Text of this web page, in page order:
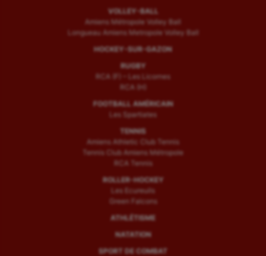
VOLLEY-BALL
Amiens Métropole Volley Ball
Longueau Amiens Metropole Volley Ball
HOCKEY-SUR-GAZON
RUGBY
RCA (F) – Les Licornes
RCA (H)
FOOTBALL AMÉRICAIN
Les Spartiates
TENNIS
Amiens Athletic Club Tennis
Tennis Club Amiens Métropole
RCA Tennis
ROLLER-HOCKEY
Les Ecureuils
Green Falcons
ATHLÉTISME
NATATION
SPORT DE COMBAT